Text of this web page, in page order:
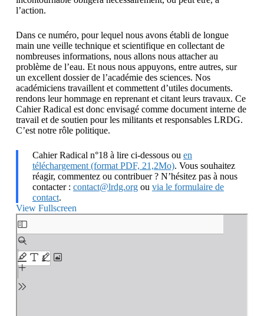
l’action.
Dans ce numéro, pour lequel nous avons établi de longue
main une veille technique et scientifique en collectant de
nombreuses informations, nous allons nous attacher au
problème de l’eau. Et nous nous appuyons, entre autres, sur
un excellent dossier de l’académie des sciences. Nos
académiciens travaillent et commettent d’utiles documents.
rendons leur hommage en reprenant et citant leurs travaux. Ce
Cahier Radical est donc envisagé comme document interne de
travail et de soutien pour les militants et responsables LRDG.
C’est notre rôle politique.
Cahier Radical n°18 à lire ci-dessous ou en
téléchargement (format PDF, 21,2Mo). Vous souhaitez
réagir, commentez ou contribuer ? N’hésitez pas à nous
contacter : contact@lrdg.orgou via le formulaire de
contact.
View Fullscreen
Aller
au
contenu
PDF